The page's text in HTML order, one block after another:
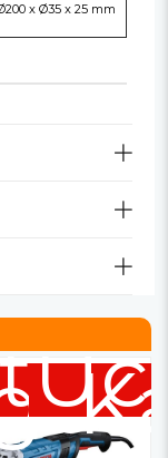
x Ø35 x 25 mm